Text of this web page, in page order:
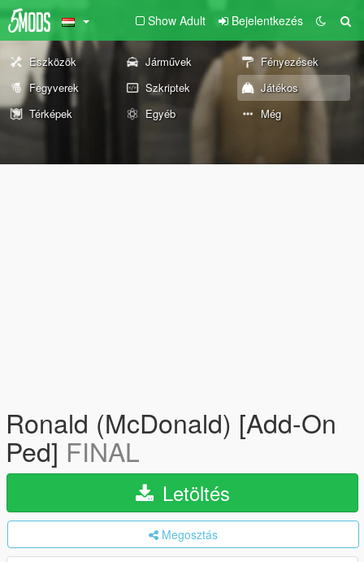
Show Adult Bejelentkezés
Eszközök Járművek
Fényezések
Fegyverek
Szkriptek
Játékos
Térképek
Egyéb Még
Ronald (McDonald) [Add-On
Ped] FINAL
Letöltés
Megosztás